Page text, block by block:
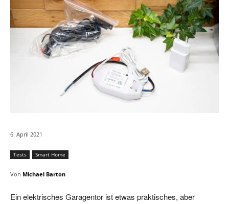
6. April 2021
Tests Smart Home
Von Michael Barton
Ein elektrisches Garagentor ist etwas praktisches, aber